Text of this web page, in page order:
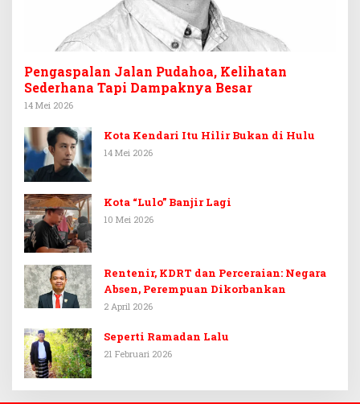
Pengaspalan Jalan Pudahoa, Kelihatan
Sederhana Tapi Dampaknya Besar
14 Mei 2026
Kota Kendari Itu Hilir Bukan di Hulu
14 Mei 2026
Kota “Lulo” Banjir Lagi
10 Mei 2026
Rentenir, KDRT dan Perceraian: Negara
Absen, Perempuan Dikorbankan
2 April 2026
Seperti Ramadan Lalu
21 Februari 2026